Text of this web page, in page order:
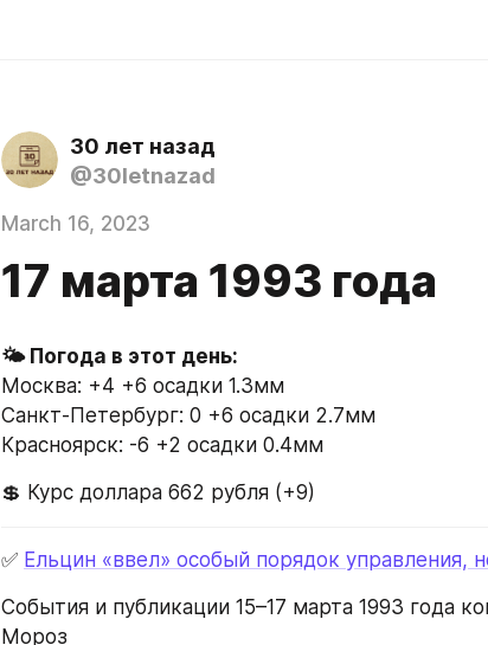
30 лет назад
@30letnazad
March 16, 2023
17 марта 1993 года
Москва: +4 +6 осадки 1.3мм
Санкт-Петербург: 0 +6 осадки 2.7мм
Красноярск: -6 +2 осадки 0.4мм
💲 Курс доллара 662 рубля (+9)
✅ Ельцин «ввел» особый порядок управления,
События и публикации 15–17 марта 1993 года
Мороз